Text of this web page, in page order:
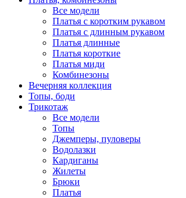
Все модели
Платья с коротким рукавом
Платья с длинным рукавом
Платья длинные
Платья короткие
Платья миди
Комбинезоны
Вечерняя коллекция
Топы, боди
Трикотаж
Все модели
Топы
Джемперы, пуловеры
Водолазки
Кардиганы
Жилеты
Брюки
Платья